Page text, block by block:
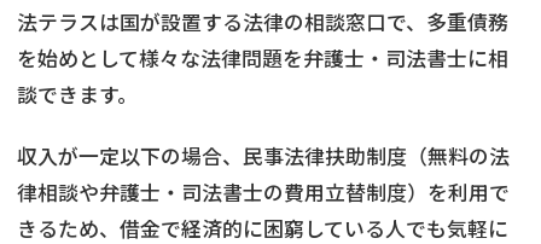
法テラスは国が設置する法律の相談窓口で、多重債務
を始めとして様々な法律問題を弁護士・司法書士に相
談できます。
収入が一定以下の場合、民事法律扶助制度（無料の法
律相談や弁護士・司法書士の費用立替制度）を利用で
きるため、借金で経済的に困窮している人でも気軽に